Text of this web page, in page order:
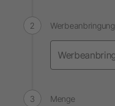
Werbeanbringung
Menge